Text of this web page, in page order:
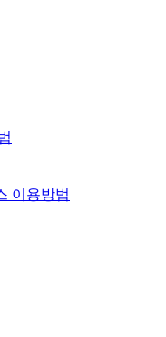
이용방법